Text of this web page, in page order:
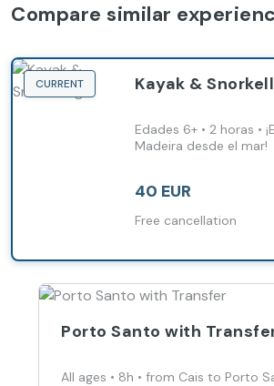
Compare similar
CURRENT Kayak &
Edades 6+ • 2 horas •
Madeira desde el mar!
40 EUR
Free cancellation
Porto Santo with
All ages • 8h • from Cais to Porto